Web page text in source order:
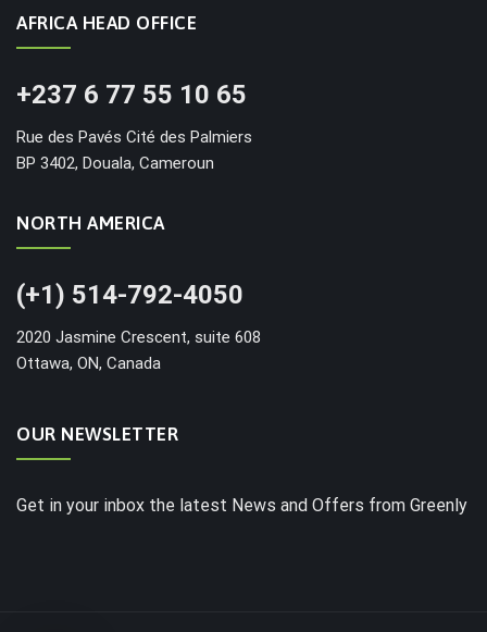
AFRICA HEAD OFFICE
+237 6 77 55 10 65
Rue des Pavés Cité des Palmiers
BP 3402, Douala, Cameroun
NORTH AMERICA
(+1) 514-792-4050
2020 Jasmine Crescent, suite 608
Ottawa, ON, Canada
OUR NEWSLETTER
Get in your inbox the latest News and Offers from Greenly